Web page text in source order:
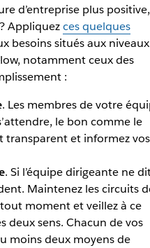
d’entreprise plus positive,
Appliquezces quelques
besoins situés aux niveaux
notamment ceux des
:
. Les membres de votre
le bon comme le
transparent et informez vos
. Si l’équipe dirigeante ne
Maintenez les circuits
moment et veillez à ce
deux sens. Chacun de vos
moins deux moyens de